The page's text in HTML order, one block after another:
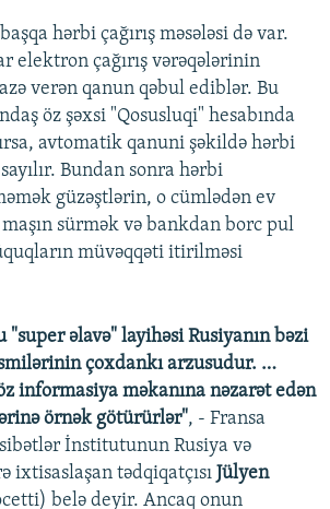
hərbi çağırış məsələsi də var.
elektron çağırış vərəqələrinin
verən qanun qəbul ediblər. Bu
öz şəxsi "Qosusluqi" hesabında
avtomatik qanuni şəkildə hərbi
Bundan sonra hərbi
güzəştlərin, o cümlədən ev
sürmək və bankdan borc pul
müvəqqəti itirilməsi
əlavə" layihəsi Rusiyanın bəzi
çoxdankı arzusudur. …
informasiya məkanına nəzarət edən
örnək götürürlər", - Fransa
İnstitutunun Rusiya və
ixtisaslaşan tədqiqatçısı Jülyen
belə deyir. Ancaq onun